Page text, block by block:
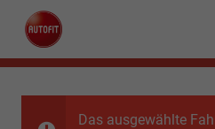
Das ausgewählte